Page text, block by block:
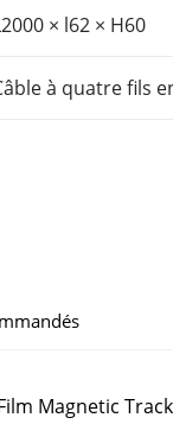
× l62 × H60
à quatre fils